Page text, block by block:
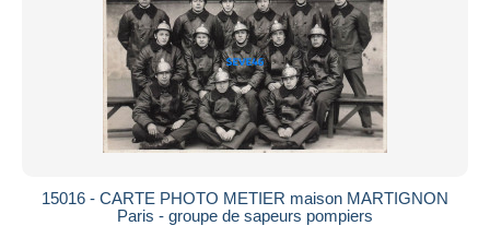
15016 - CARTE PHOTO METIER maison MARTIGNON
Paris - groupe de sapeurs pompiers